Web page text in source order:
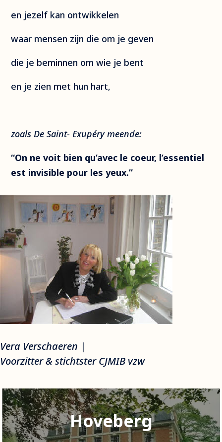
en jezelf kan ontwikkelen
waar mensen zijn die om je geven
die je beminnen om wie je bent
en je zien met hun hart,
zoals De Saint- Exupéry meende:
“On ne voit bien qu’avec le coeur, l’essentiel
est invisible pour les yeux.”
Vera Verschaeren |
Voorzitter & stichtster CJMIB vzw
Hoveberg